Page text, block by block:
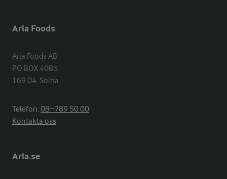
Arla Foods
Arla Foods AB
PO BOX 4083
169 04  Solna
Telefon:08−789 50 00
Kontakta oss
Arla.se